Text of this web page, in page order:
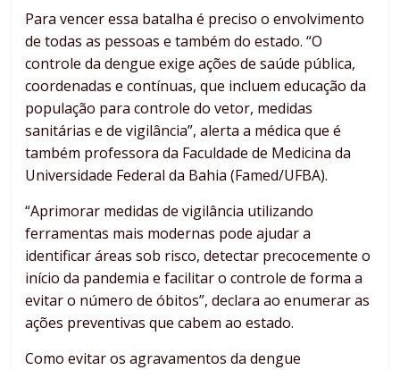
Para vencer essa batalha é preciso o envolvimento
de todas as pessoas e também do estado. “O
controle da dengue exige ações de saúde pública,
coordenadas e contínuas, que incluem educação da
população para controle do vetor, medidas
sanitárias e de vigilância”, alerta a médica que é
também professora da Faculdade de Medicina da
Universidade Federal da Bahia (Famed/UFBA).
“Aprimorar medidas de vigilância utilizando
ferramentas mais modernas pode ajudar a
identificar áreas sob risco, detectar precocemente o
início da pandemia e facilitar o controle de forma a
evitar o número de óbitos”, declara ao enumerar as
ações preventivas que cabem ao estado.
Como evitar os agravamentos da dengue